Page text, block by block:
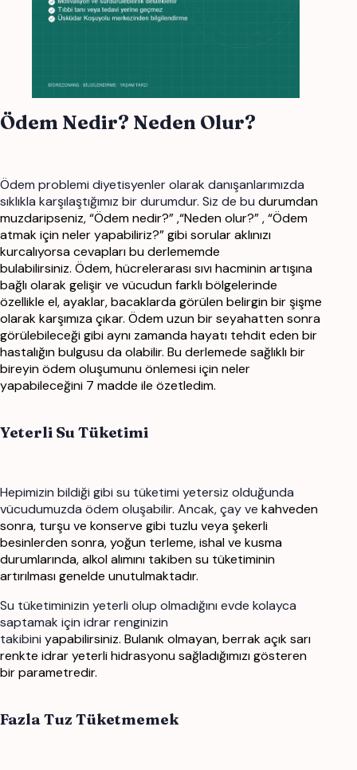
Ödem Nedir? Neden Olur?
Ödem problemi diyetisyenler olarak danışanlarımızda
sıklıkla karşılaştığımız bir durumdur. Siz de bu durumdan
muzdaripseniz, “Ödem nedir?” ,“Neden olur?” , “Ödem
atmak için neler yapabiliriz?” gibisorular aklınızı
kurcalıyorsa cevapları bu derlememde
bulabilirsiniz. Ödem, hücrelerarası sıvı hacminin artışına
bağlı olarak gelişir ve vücudun farklı bölgelerinde
özellikle el, ayaklar, bacaklarda görülen belirgin bir şişme
olarak karşımıza çıkar. Ödem uzun bir seyahattensonra
görülebileceği gibi aynı zamanda hayatı tehdit eden bir
hastalığın bulgusu da olabilir. Buderlemede sağlıklı bir
bireyin ödem oluşumunu önlemesi için neler
yapabileceğini 7 madde ile özetledim.
Yeterli Su Tüketimi
Hepimizin bildiği gibi su tüketimi yetersiz olduğunda
vücudumuzda ödem oluşabilir. Ancak, çay ve kahveden
sonra, turşu ve konserve gibi tuzlu veya şekerli
besinlerden sonra, yoğun terleme, ishalve kusma
durumlarında, alkol alımını takiben su tüketiminin
artırılması genelde unutulmaktadır.
Su tüketiminizin yeterli olup olmadığını evde kolayca
saptamak için idrar renginizin
takibini yapabilirsiniz. Bulanık olmayan, berrak açık sarı
renkte idrar yeterli hidrasyonu sağladığımızı gösteren
birparametredir.
Fazla Tuz Tüketmemek